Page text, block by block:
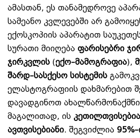
ამასთან, ეს თანამედროვე
სამეანო კვლევებში არ
ექოსკოპიის აპარატით
სურათი მიიღება ფარისებრი
ჯირკვლის (ექო–მამოგრაფია),
შარდ–სასქესო სისტემის
ელასტოგრაფიის დახმარებით
დავადგინოთ
მაგალითად, ის
ავთვისებიანი. შეგვიძლია